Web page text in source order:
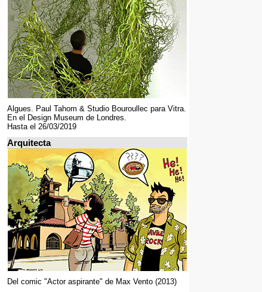
Algues. Paul Tahom & Studio Bouroullec para Vitra.
En el Design Museum de Londres.
Hasta el 26/03/2019
Arquitecta
Del comic "Actor aspirante" de Max Vento (2013)